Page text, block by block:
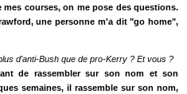
courses, on me pose des questions.
une personne m'a dit "go home",
d'anti-Bush que de pro-Kerry ? Et vous ?
de rassembler sur son nom et son
semaines, il rassemble sur son nom,